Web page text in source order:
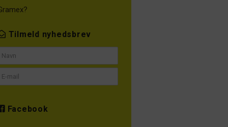
Tilmeld nyhedsbrev
Facebook